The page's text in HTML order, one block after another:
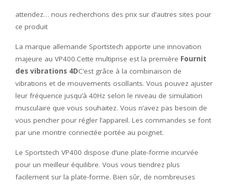
attendez… nous recherchons des prix sur d’autres sites pour
ce produit
La marque allemande Sportstech apporte une innovation
majeure au VP400.Cette multiprise est la première Fournit
des vibrations 4DC’est grâce à la combinaison de
vibrations et de mouvements oscillants. Vous pouvez ajuster
leur fréquence jusqu’à 40Hz selon le niveau de simulation
musculaire que vous souhaitez. Vous n’avez pas besoin de
vous pencher pour régler l’appareil. Les commandes se font
par une montre connectée portée au poignet.
Le Sportstech VP400 dispose d’une plate-forme incurvée
pour un meilleur équilibre. Vous vous tiendrez plus
facilement sur la plate-forme. Bien sûr, de nombreuses